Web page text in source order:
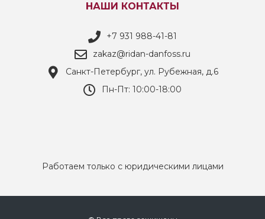
НАШИ КОНТАКТЫ
+7 931 988-41-81
zakaz@ridan-danfoss.ru
Санкт-Петербург, ул. Рубежная, д.6
Пн-Пт: 10:00-18:00
Работаем только с юридическими лицами